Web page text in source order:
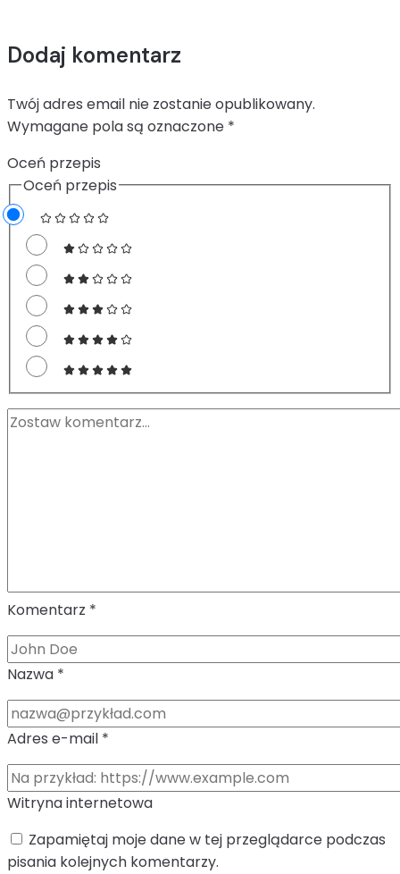
Dodaj komentarz
Twój adres email nie zostanie opublikowany.
Wymagane pola są oznaczone *
Oceń przepis
Oceń przepis
Komentarz *
Nazwa *
Adres e-mail *
Witryna internetowa
Zapamiętaj moje dane w tej przeglądarce podczas
pisania kolejnych komentarzy.